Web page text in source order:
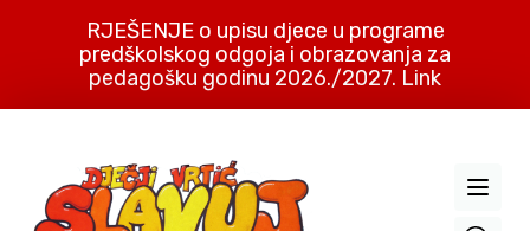
RJEŠENJE o upisu djece u programe
predškolskog odgoja i obrazovanja za
pedagošku godinu 2026./2027. Link